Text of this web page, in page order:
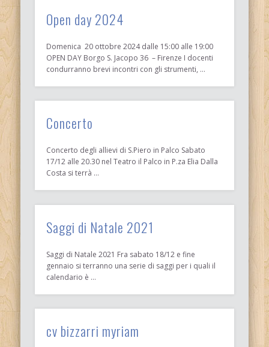
Open day 2024
Domenica 20 ottobre 2024 dalle 15:00 alle 19:00
OPEN DAY Borgo S. Jacopo 36 – Firenze I docenti
condurranno brevi incontri con gli strumenti, …
Concerto
Concerto degli allievi di S.Piero in Palco Sabato
17/12 alle 20.30 nel Teatro il Palco in P.za Elia Dalla
Costa si terrà …
Saggi di Natale 2021
Saggi di Natale 2021 Fra sabato 18/12 e fine
gennaio si terranno una serie di saggi per i quali il
calendario è …
cv bizzarri myriam